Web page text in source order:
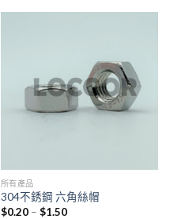
所有產品
304不銹鋼 六角絲帽
$0.20– $1.50